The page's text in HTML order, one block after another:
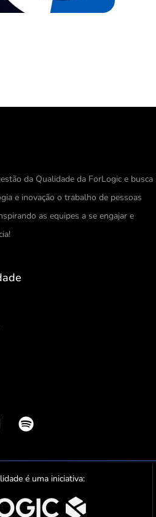
da Qualidade da ForLogic e busca
e inovação o trabalho de pessoas
as equipes a se engajar e
S
o
t
i
f
é uma iniciativa: